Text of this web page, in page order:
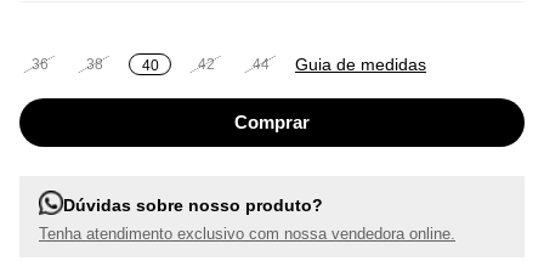
36 38 40 42 44 Guia de medidas
Dúvidas sobre nosso produto?
Tenha atendimento exclusivo com nossa vendedora online.